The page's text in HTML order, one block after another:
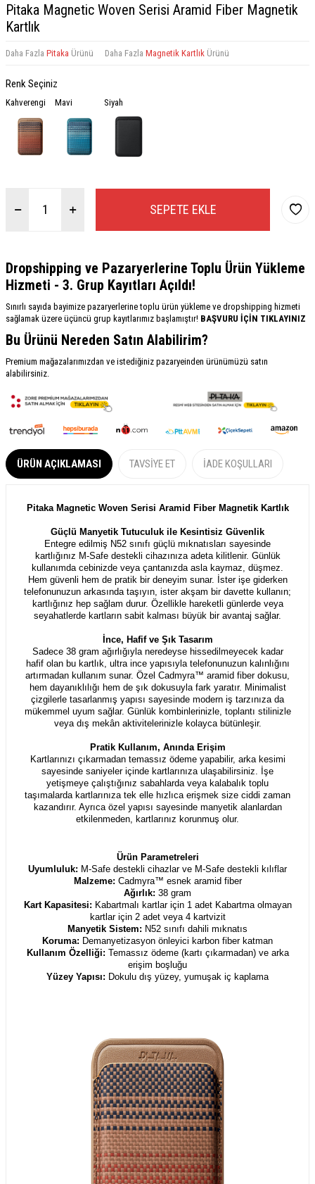
Pitaka Magnetic Woven Serisi Aramid Fiber Magnetik
Kartlık
Daha Fazla Pitaka Ürünü Daha Fazla Magnetik Kartlık Ürünü
Renk Seçiniz
Kahverengi Mavi Siyah
SEPETE EKLE
Dropshipping ve Pazaryerlerine Toplu Ürün Yükleme
Hizmeti - 3. Grup Kayıtları Açıldı!
Sınırlı sayıda bayimize pazaryerlerine toplu ürün yükleme ve dropshipping hizmeti
sağlamak üzere üçüncü grup kayıtlarımız başlamıştır! BAŞVURU İÇİN TIKLAYINIZ
Bu Ürünü Nereden Satın Alabilirim?
Premium mağazalarımızdan ve istediğiniz pazaryeinden ürünümüzü satın
alabilirsiniz.
ÜRÜN AÇIKLAMASI TAVSIYE ET İADE KOŞULLARI
Pitaka Magnetic Woven Serisi Aramid Fiber Magnetik Kartlık
Güçlü Manyetik Tutuculuk ile Kesintisiz Güvenlik
Entegre edilmiş N52 sınıfı güçlü mıknatısları sayesinde
kartlığınız M-Safe destekli cihazınıza adeta kilitlenir. Günlük
kullanımda cebinizde veya çantanızda asla kaymaz, düşmez.
Hem güvenli hem de pratik bir deneyim sunar. İster işe giderken
telefonunuzun arkasında taşıyın, ister akşam bir davette kullanın;
kartlığınız hep sağlam durur. Özellikle hareketli günlerde veya
seyahatlerde kartların sabit kalması büyük bir avantaj sağlar.
İnce, Hafif ve Şık Tasarım
Sadece 38 gram ağırlığıyla neredeyse hissedilmeyecek kadar
hafif olan bu kartlık, ultra ince yapısıyla telefonunuzun kalınlığını
artırmadan kullanım sunar. Özel Cadmyra™ aramid fiber dokusu,
hem dayanıklılığı hem de şık dokusuyla fark yaratır. Minimalist
çizgilerle tasarlanmış yapısı sayesinde modern iş tarzınıza da
mükemmel uyum sağlar. Günlük kombinlerinizle, toplantı stilinizle
veya dış mekân aktivitelerinizle kolayca bütünleşir.
Pratik Kullanım, Anında Erişim
Kartlarınızı çıkarmadan temassız ödeme yapabilir, arka kesimi
sayesinde saniyeler içinde kartlarınıza ulaşabilirsiniz. İşe
yetişmeye çalıştığınız sabahlarda veya kalabalık toplu
taşımalarda kartlarınıza tek elle hızlıca erişmek size ciddi zaman
kazandırır. Ayrıca özel yapısı sayesinde manyetik alanlardan
etkilenmeden, kartlarınız korunmuş olur.
Ürün Parametreleri
Uyumluluk: M-Safe destekli cihazlar ve M-Safe destekli kılıflar
Malzeme: Cadmyra™ esnek aramid fiber
Ağırlık: 38 gram
Kart Kapasitesi: Kabartmalı kartlar için 1 adet Kabartma olmayan
kartlar için 2 adet veya 4 kartvizit
Manyetik Sistem: N52 sınıfı dahili mıknatıs
Koruma: Demanyetizasyon önleyici karbon fiber katman
Kullanım Özelliği: Temassız ödeme (kartı çıkarmadan) ve arka
erişim boşluğu
Yüzey Yapısı: Dokulu dış yüzey, yumuşak iç kaplama